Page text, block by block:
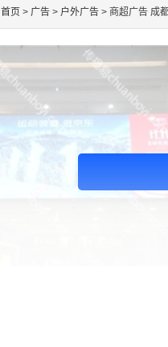
首页 > 广告 > 户外广告 > 商超广告 成